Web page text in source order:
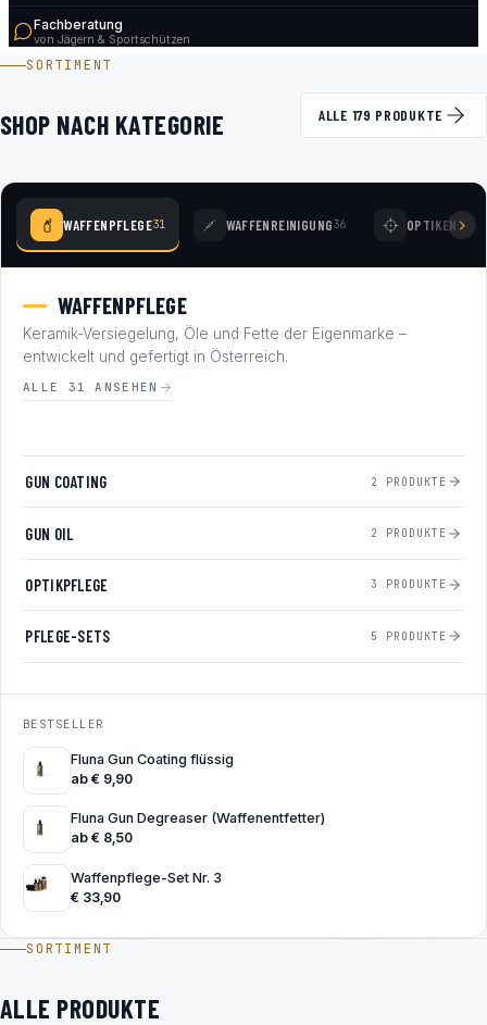
Fachberatung
von Jägern & Sportschützen
SORTIMENT
SHOP NACH KATEGORIE ALLE 179 PRODUKTE
WAFFENPFLEGE31 WAFFENREINIGUNG36 OPTIKEN 78
WAFFENPFLEGE
Keramik-Versiegelung, Öle und Fette der Eigenmarke –
entwickelt und gefertigt in Österreich.
ALLE 31 ANSEHEN
GUN COATING 2 PRODUKTE
GUN OIL 2 PRODUKTE
OPTIKPFLEGE 3 PRODUKTE
PFLEGE-SETS 5 PRODUKTE
BESTSELLER
Fluna Gun Coating flüssig
ab € 9,90
Fluna Gun Degreaser (Waffenentfetter)
ab € 8,50
Waffenpflege-Set Nr. 3
€ 33,90
SORTIMENT
ALLE PRODUKTE